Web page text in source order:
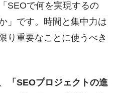
SEOで何を実現するの
」です。時間と集中力は
り重要なことに使うべき
「SEOプロジェクトの進